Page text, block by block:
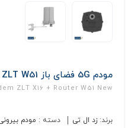
مودم 5G فضای باز ZLT X16+Router ZLT W51 آکبند
ZLT X16 + Router W51 New
برند: زد ال تی دسته : مودم